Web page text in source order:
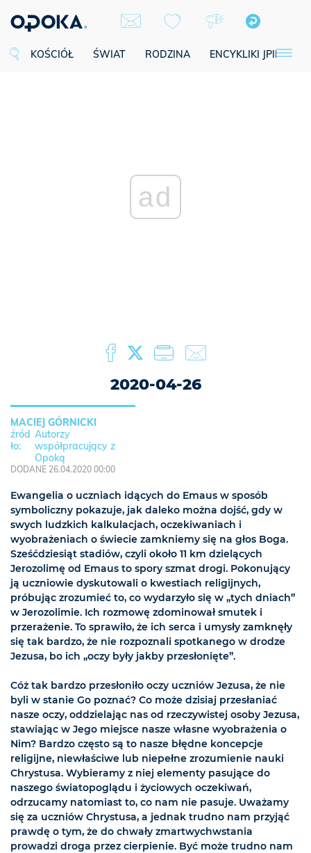
KOŚCIÓŁ ŚWIAT RODZINA ENCYKLIKI JPII
ad
2020-04-26
MACIEJ GÓRNICKI
Autorzy
współpracujący z
Opoką
DODANE 26.04.2020 00:00
Ewangelia o uczniach idących do Emaus w sposób
symboliczny pokazuje, jak daleko można dojść, gdy w
swych ludzkich kalkulacjach, oczekiwaniach i
wyobrażeniach o świecie zamkniemy się na głos Boga.
Sześćdziesiąt stadiów, czyli około 11 km dzielących
Jerozolimę od Emaus to spory szmat drogi. Pokonujący
ją uczniowie dyskutowali o kwestiach religijnych,
próbując zrozumieć to, co wydarzyło się w „tych dniach”
w Jerozolimie. Ich rozmowę zdominował smutek i
przerażenie. To sprawiło, że ich serca i umysły zamknęły
się tak bardzo, że nie rozpoznali spotkanego w drodze
Jezusa, bo ich „oczy były jakby przesłonięte”.
Cóż tak bardzo przesłoniło oczy uczniów Jezusa, że nie
byli w stanie Go poznać? Co może dzisiaj przesłaniać
nasze oczy, oddzielając nas od rzeczywistej osoby Jezusa,
stawiając w Jego miejsce nasze własne wyobrażenia o
Nim? Bardzo często są to nasze błędne koncepcje
religijne, niewłaściwe lub niepełne zrozumienie nauki
Chrystusa. Wybieramy z niej elementy pasujące do
naszego światopoglądu i życiowych oczekiwań,
odrzucamy natomiast to, co nam nie pasuje. Uważamy
się za uczniów Chrystusa, a jednak trudno nam przyjąć
prawdę o tym, że do chwały zmartwychwstania
prowadzi droga przez cierpienie. Być może trudno nam